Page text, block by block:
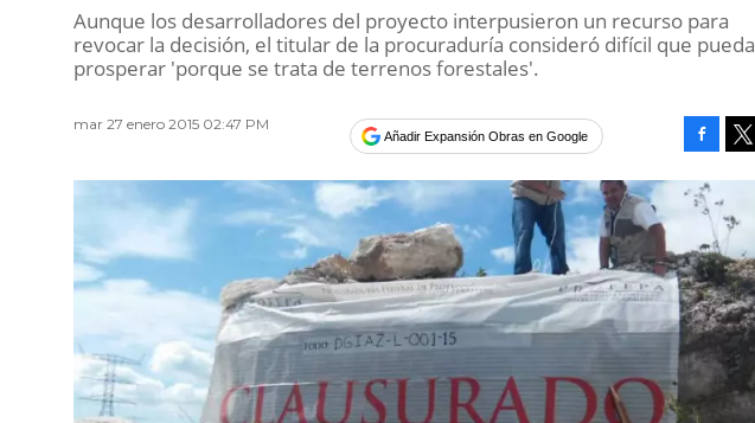
Aunque los desarrolladores del proyecto interpusieron un recurso para
revocar la decisión, el titular de la procuraduría consideró difícil que pueda
prosperar 'porque se trata de terrenos forestales'.
mar 27 enero 2015 02:47 PM
Añadir Expansión Obras en Google